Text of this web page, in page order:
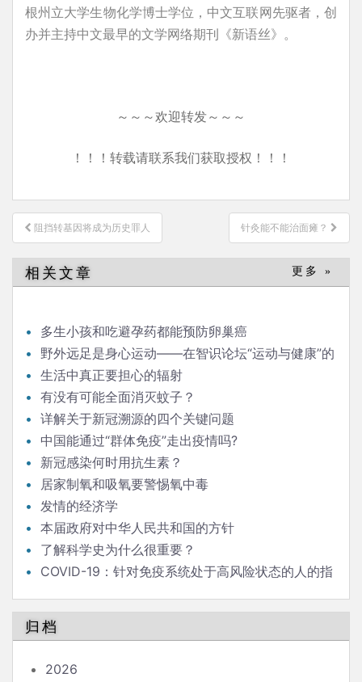
根州立大学生物化学博士学位，中文互联网先驱者，创
办并主持中文最早的文学网络期刊《新语丝》。
～～～欢迎转发～～～
！！！转载请联系我们获取授权！！！
文
章
导
航
阻挡转基因将成为历史罪人 针灸能不能治面瘫？
相关文章 更多 »
多生小孩和吃避孕药都能预防卵巢癌
野外远足是身心运动——在智识论坛“运动与健康”的
发言生活中真正要担心的辐射
有没有可能全面消灭蚊子？
详解关于新冠溯源的四个关键问题
中国能通过“群体免疫”走出疫情吗?
新冠感染何时用抗生素？
居家制氧和吸氧要警惕氧中毒
发情的经济学
本届政府对中华人民共和国的方针
了解科学史为什么很重要？
COVID-19：针对免疫系统处于高风险状态的人的指
归档
2026